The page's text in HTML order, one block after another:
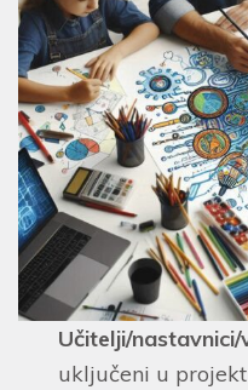
Učitelji/
uključeni u